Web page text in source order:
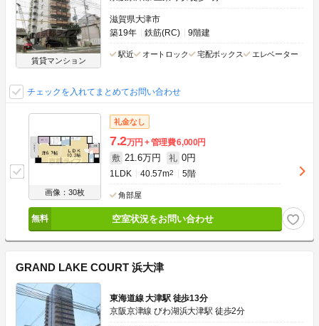
賃貸マンション
滋賀県大津市
築19年
鉄筋(RC) 9階建
駅近 オートロック 宅配ボックス エレベーター
チェックを入れてまとめてお問い合わせ
画像：30枚
礼金なし
7.2万円 管理費6,000円
敷 21.6万円 礼 0円
1LDK 40.57m2 5階
角部屋
空室状況をお問い合わせ
GRAND LAKE COURT 浜大津
東海道線 大津駅 徒歩13分
京阪京津線 びわ湖浜大津駅 徒歩2分